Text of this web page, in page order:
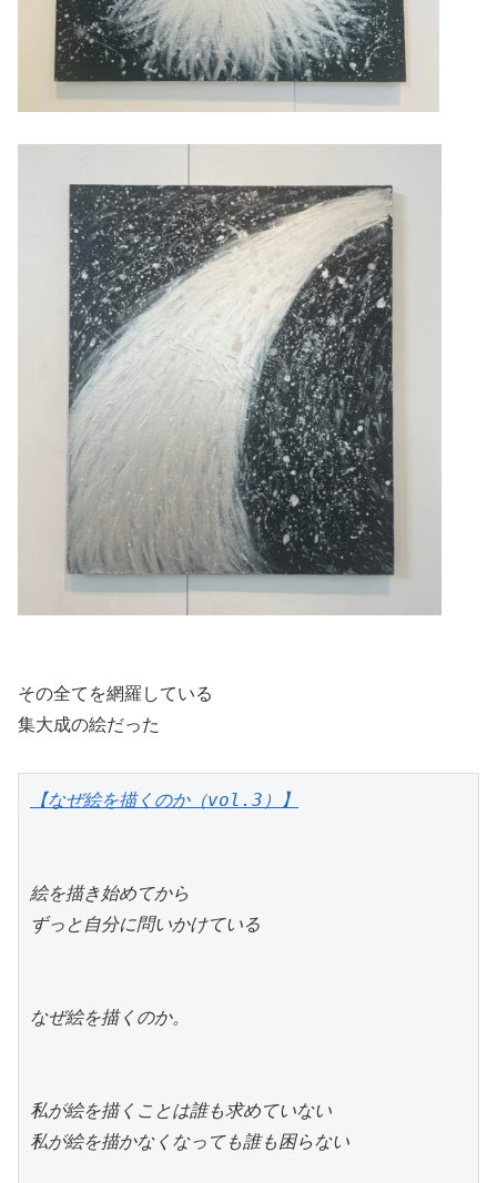
その全てを網羅している
集大成の絵だった
【なぜ絵を描くのか（vol.3）】
絵を描き始めてから
ずっと自分に問いかけている
なぜ絵を描くのか。
私が絵を描くことは誰も求めていない
私が絵を描かなくなっても誰も困らない​